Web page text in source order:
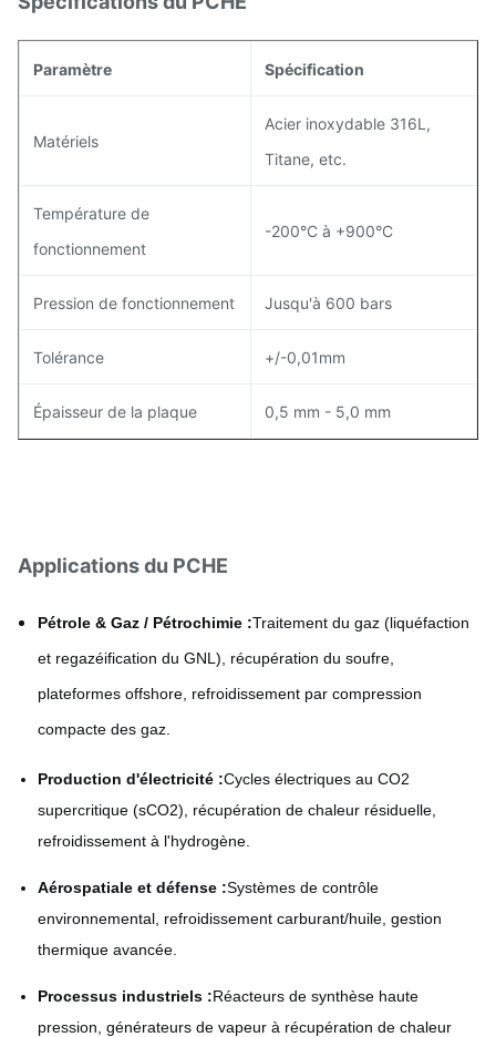
Paramètre Spécification
Matériels
Acier inoxydable 316L,
Titane, etc.
Température de
fonctionnement
-200°C à +900°C
Pression de fonctionnement Jusqu'à 600 bars
Tolérance +/-0,01mm
Épaisseur de la plaque 0,5 mm - 5,0 mm
Applications du PCHE
Pétrole & Gaz / Pétrochimie :Traitement du gaz (liquéfaction
et regazéification du GNL), récupération du soufre,
plateformes offshore, refroidissement par compression
compacte des gaz.
Production d'électricité :Cycles électriques au CO2
supercritique (sCO2), récupération de chaleur résiduelle,
refroidissement à l'hydrogène.
Aérospatiale et défense :Systèmes de contrôle
environnemental, refroidissement carburant/huile, gestion
thermique avancée.
Processus industriels :Réacteurs de synthèse haute
pression, générateurs de vapeur à récupération de chaleur